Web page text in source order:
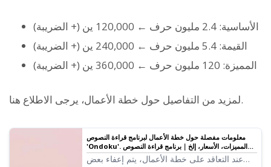
الأساسية: 2.4 مليون حرف ← 120,000 ين (+ الضريبة)
القيمة: 5.4 مليون حرف ← 240,000 ين (+ الضريبة)
المميزة: 120 مليون حرف ← 360,000 ين (+ الضريبة)
لمزيد من التفاصيل حول خطة الأعمال، يرجى الاطلاع هنا.
معلومات مفصلة حول خطة الأعمال لبرنامج قراءة النصوص
'Ondoku'. المميزات، الأسعار، إلخ｜برنامج قراءة النصوص
Ondoku
عند التعاقد على خطة الأعمال، يتم إعفاء بعض